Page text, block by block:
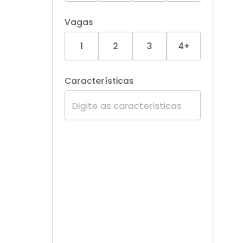
Vagas
1
2 3 4+
Características